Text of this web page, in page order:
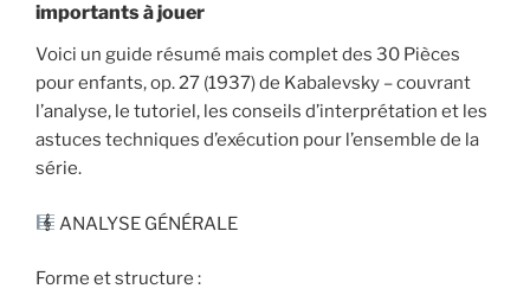
importants à jouer
Voici un guide résumé mais complet des 30 Pièces
pour enfants, op. 27 (1937) de Kabalevsky – couvrant
l’analyse, le tutoriel, les conseils d’interprétation et les
astuces techniques d’exécution pour l’ensemble de la
série.
ANALYSE GÉNÉRALE
Forme et structure :